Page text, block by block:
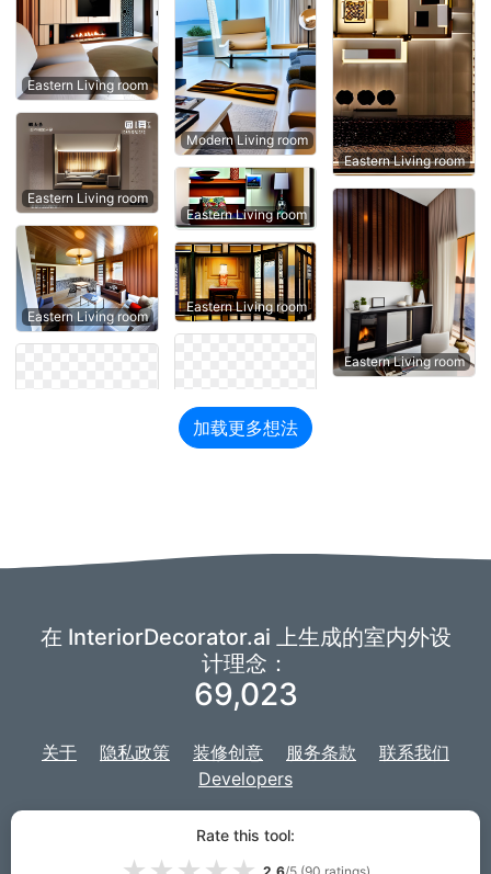
Eastern Living room
Eastern Living room
Eastern Living room
Modern Living room
Eastern Living room
Eastern Living room
Eastern Living room
Eastern Living room
加载更多想法
在 InteriorDecorator.ai 上生成的室内外设
计理念：
69,023
关于 隐私政策 装修创意 服务条款
联系我们
Developers
的分支来为我们的人工智能提供动力，
Rate this tool: